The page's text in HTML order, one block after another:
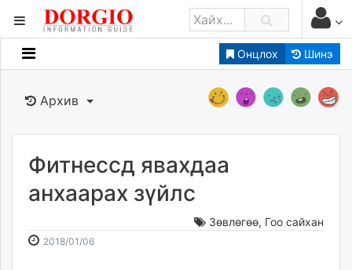
Онцлох Шинэ
Мэдээллийн
Банк санхүү
Бизнес ААН
Төрийн
Gogo.mn
Архив
Фитнессд явахдаа
анхаарах зүйлс
Зөвлөгөө, Гоо сайхан
2018/01/062018-
2026-